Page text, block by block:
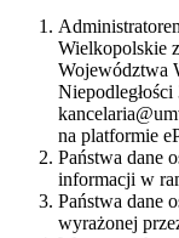
Wielkopolskie
Województwa
na platformie
Państwa dane
informacji w
Państwa dane
wyrażonej